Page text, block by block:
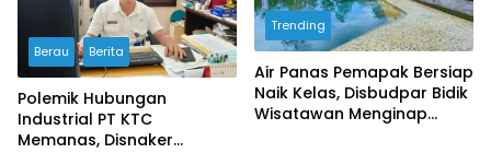
Berau Berita
Polemik Hubungan
Industrial PT KTC
Memanas, Disnaker
Trending
Air Panas Pemapak Bersiap
Naik Kelas, Disbudpar Bidik
Wisatawan Menginap